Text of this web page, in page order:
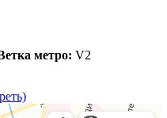
метро: V2